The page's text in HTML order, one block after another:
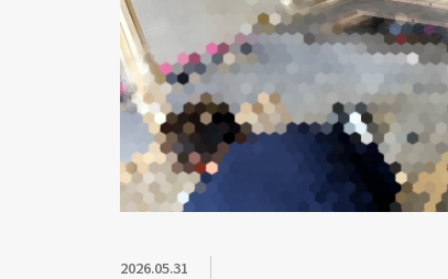
2026.05.31